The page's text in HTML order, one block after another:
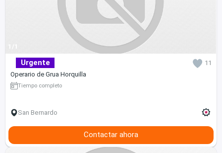
1/1
Urgente
11
Operario de Grua Horquilla
Tiempo completo
San Bernardo
Contactar ahora